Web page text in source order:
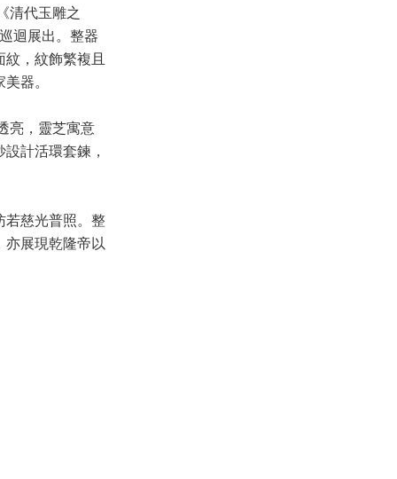
清代玉雕之
迴展出。整器
，紋飾繁複且
器。
亮，靈芝寓意
計活環套鍊，
若慈光普照。整
亦展現乾隆帝以